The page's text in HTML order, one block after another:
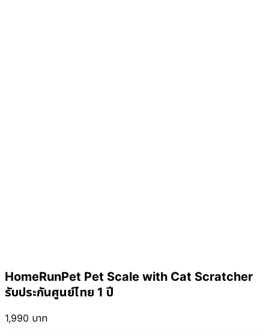
HomeRunPet Pet Scale with Cat Scratcher
รับประกันศูนย์ไทย 1 ปี
1,990 บาท